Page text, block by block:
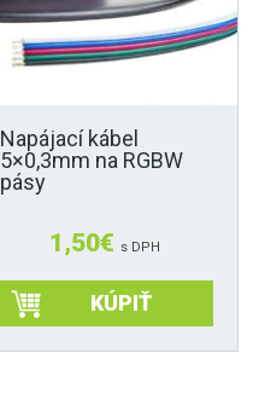
Napájací kábel
5×0,3mm na RGBW
pásy
1,50€ s DPH
KÚPIŤ